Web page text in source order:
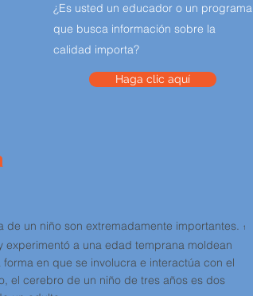
¿Es usted un educador o un programa
que busca información sobre la
calidad importa?
Haga clic aquí
un niño son extremadamente importantes. 1
experimentó a una edad temprana moldean
en que se involucra e interactúa con el
el cerebro de un niño de tres años es dos